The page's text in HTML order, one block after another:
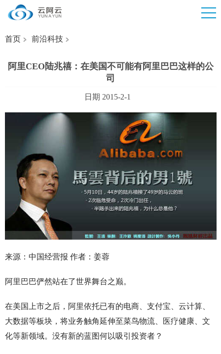
首页 前沿科技
阿里CEO陆兆禧：在美国不可能有阿里巴巴这样的公
司
日期 2015-2-1
来源：中国经营报 作者：姜蓉
阿里巴巴俨然站在了世界舞台之巅。
在美国上市之后，阿里依托已有的电商、支付宝、云计算、
大数据等板块，将业务触角延伸至菜鸟物流、医疗健康、文
化等新领域。没有新的蓝图何以吸引投资者？